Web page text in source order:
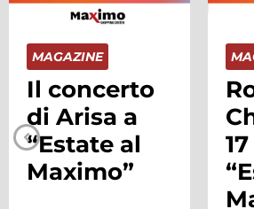
MAGAZINE
Il concerto
di Arisa a
“Estate al
Maximo”